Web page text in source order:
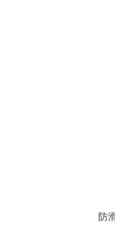
防